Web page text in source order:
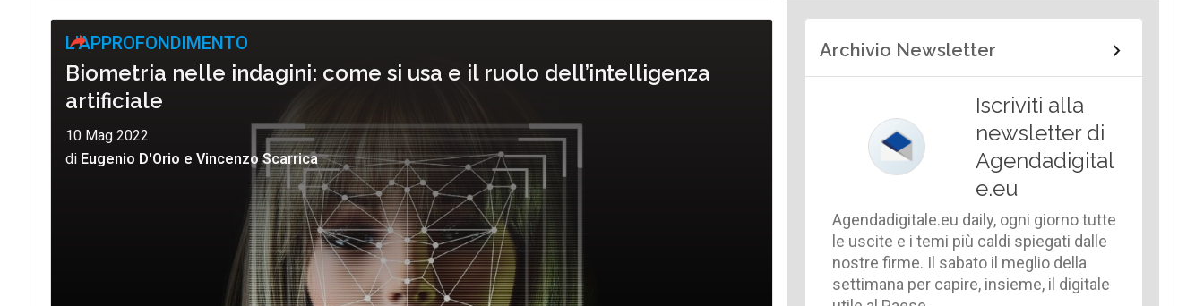
L'APPROFONDIMENTO
Biometria nelle indagini: come si usa e il ruolo dell’intelligenza
artificiale
10 Mag 2022
di Eugenio D'Orio e Vincenzo Scarrica
Archivio Newsletter
Iscriviti alla
newsletter di
Agendadigital
e.eu
Agendadigitale.eu daily, ogni giorno tutte
le uscite e i temi più caldi spiegati dalle
nostre firme. Il sabato il meglio della
settimana per capire, insieme, il digitale